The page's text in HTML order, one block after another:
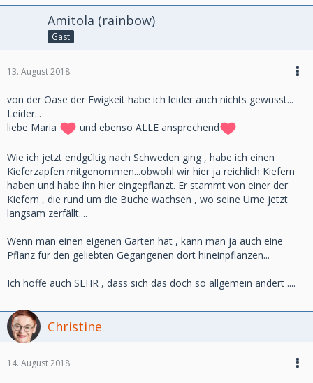
Amitola (rainbow)
Gast
13. August 2018
von der Oase der Ewigkeit habe ich leider auch nichts gewusst...
Leider...
liebe Maria
und ebenso ALLE ansprechend
Wie ich jetzt endgültig nach Schweden ging , habe ich einen
Kieferzapfen mitgenommen...obwohl wir hier ja reichlich Kiefern
haben und habe ihn hier eingepflanzt. Er stammt von einer der
Kiefern , die rund um die Buche wachsen , wo seine Urne jetzt
langsam zerfällt....
Wenn man einen eigenen Garten hat , kann man ja auch eine
Pflanz für den geliebten Gegangenen dort hineinpflanzen...
Ich hoffe auch SEHR , dass sich das doch so allgemein ändert ....
Christine
14. August 2018